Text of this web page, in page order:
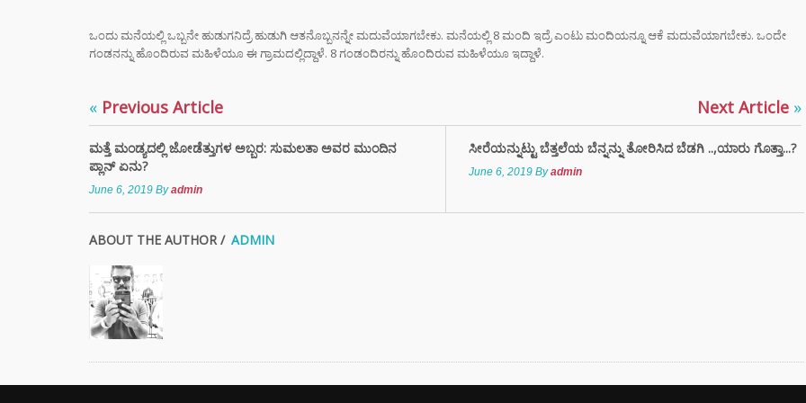
ರಿವೇಂಜ್‌, ಡಿಕೆಶಿ ಮತ್ತು
ರಾಹುಲ್‌ ಗಾಂಧಿಗೆ
ಸೈಲೆಂಟ್ ಏಟು”
ಸಿದ್ದರಾಮಯ್ಯ ಅವರು
ರಾಜೀನಾಮೆ ಘೋಷಣೆ –
SCAM : ವೃದ್ಧೆ ಆಸ್ತಿ ಮಾರಿ
ಒಂದು ಮನೆಯಲ್ಲಿ ಒಬ್ಬನೇ ಹುಡುಗನಿದ್ರೆ ಹುಡುಗಿ ಆತನೊಬ್ಬನನ್ನೇ ಮದುವೆಯಾಗಬೇಕು. ಮನೆಯಲ್ಲಿ 8 ಮಂದಿ ಇದ್ರೆ ಎಂಟು ಮಂದಿಯನ್ನೂ ಆಕೆ ಮದುವೆಯಾಗಬೇಕು. ಒಂದೇ
ಗಂಡನನ್ನು ಹೊಂದಿರುವ ಮಹಿಳೆಯೂ ಈ ಗ್ರಾಮದಲ್ಲಿದ್ದಾಳೆ. 8 ಗಂಡಂದಿರನ್ನು ಹೊಂದಿರುವ ಮಹಿಳೆಯೂ ಇದ್ದಾಳೆ.
« Previous Article
ಮತ್ತೆ ಮಂಡ್ಯದಲ್ಲಿ ಜೋಡೆತ್ತುಗಳ ಅಬ್ಬರ: ಸುಮಲತಾ ಅವರ ಮುಂದಿನ
ಪ್ಲಾನ್ ಏನು?
June 6, 2019 Byadmin
Next Article »
ಸೀರೆಯನ್ನುಟ್ಟು ಬೆತ್ತಲೆಯ ಬೆನ್ನನ್ನು ತೋರಿಸಿದ ಬೆಡಗಿ ..,ಯಾರು ಗೊತ್ತಾ...?
June 6, 2019 Byadmin
ABOUT THE AUTHOR / ADMIN